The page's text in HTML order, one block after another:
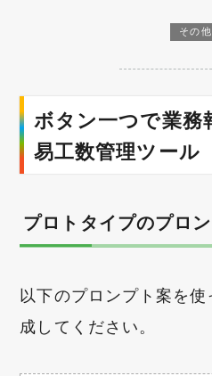
その他
ボタン一つで業務
易工数管理ツール
プロトタイプのプロ
以下のプロンプト案を
成してください。